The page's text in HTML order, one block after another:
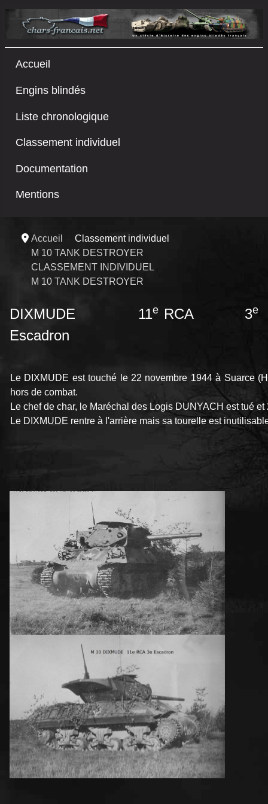
Accueil
Engins blindés
Liste chronologique
Classement individuel
Documentation
Mentions
Accueil
Classement individuel
M 10 TANK DESTROYER
CLASSEMENT INDIVIDUEL
M 10 TANK DESTROYER
DIXMUDE 11eRCA 3e
Escadron
Le DIXMUDE est touché le 22 novembre 1944 à Suarce
hors de combat.
Le chef de char, le Maréchal des Logis DUNYACH est tué
Le DIXMUDE rentre à l'arrière mais sa tourelle est